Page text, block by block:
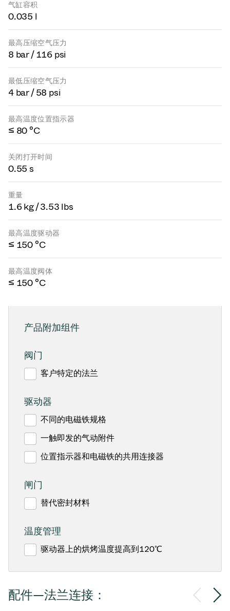
气缸容积
0.035 l
最高压缩空气压力
8 bar / 116 psi
最低压缩空气压力
4 bar / 58 psi
最高温度位置指示器
≤ 80 °C
关闭打开时间
0.55 s
重量
1.6 kg / 3.53 lbs
最高温度驱动器
≤ 150 °C
最高温度阀体
≤ 150 °C
产品附加组件
阀门
客户特定的法兰
驱动器
不同的电磁铁规格
一触即发的气动附件
位置指示器和电磁铁的共用连接器
闸门
替代密封材料
温度管理
驱动器上的烘烤温度提高到120℃
配件—法兰连接：